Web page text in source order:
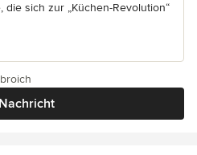
sich zur „Küchen-Revolution“
Nachricht